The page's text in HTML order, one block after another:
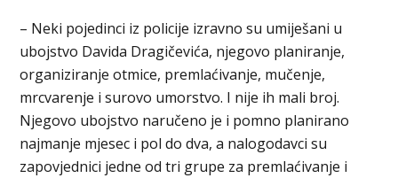
– Neki pojedinci iz policije izravno su umiješani u
ubojstvo Davida Dragičevića, njegovo planiranje,
organiziranje otmice, premlaćivanje, mučenje,
mrcvarenje i surovo umorstvo. I nije ih mali broj.
Njegovo ubojstvo naručeno je i pomno planirano
najmanje mjesec i pol do dva, a nalogodavci su
zapovjednici jedne od tri grupe za premlaćivanje i